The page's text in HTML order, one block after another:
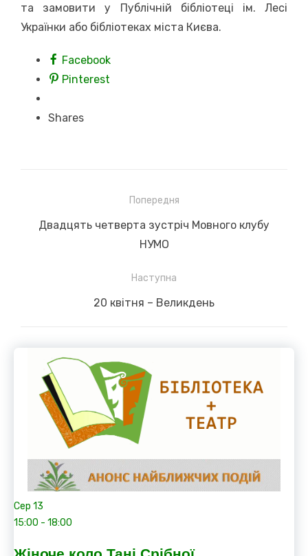
та замовити у Публічній бібліотеці ім. Лесі
Українки або бібліотеках міста Києва.
Facebook
Pinterest
Shares
записів
Попередня
Previous
Двадцять четверта зустріч Мовного клубу
НУМО
Наступна
Next
20 квітня – Великдень
Сер 13
15:00 - 18:00